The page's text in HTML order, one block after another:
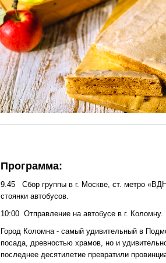
Программа:
9.45 Сбор группы в г. Москве, ст. метро
стоянки автобусов.
10:00 Отправление на автобусе в г. Коломну.
Город Коломна - самый удивительный в
посада, древностью храмов, но и
последнее десятилетие превратили